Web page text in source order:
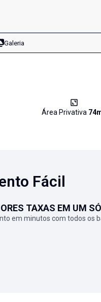
Galeria
Área Privativa 74
Fácil
TAXAS EM UM
em minutos com todos os